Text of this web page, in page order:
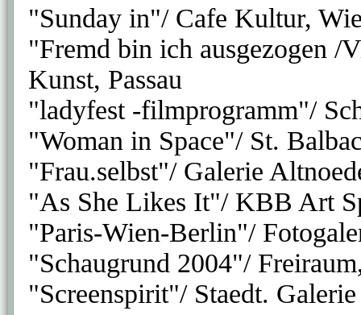
"Sunday in"/ Cafe Kultur,
"Fremd bin ich ausgezogen /
Kunst, Passau
"ladyfest -filmprogramm"/
"Woman in Space"/ St.
"Frau.selbst"/ Galerie
"As She Likes It"/ KBB Art
"Paris-Wien-Berlin"/
"Schaugrund 2004"/
"Screenspirit"/ Staedt.